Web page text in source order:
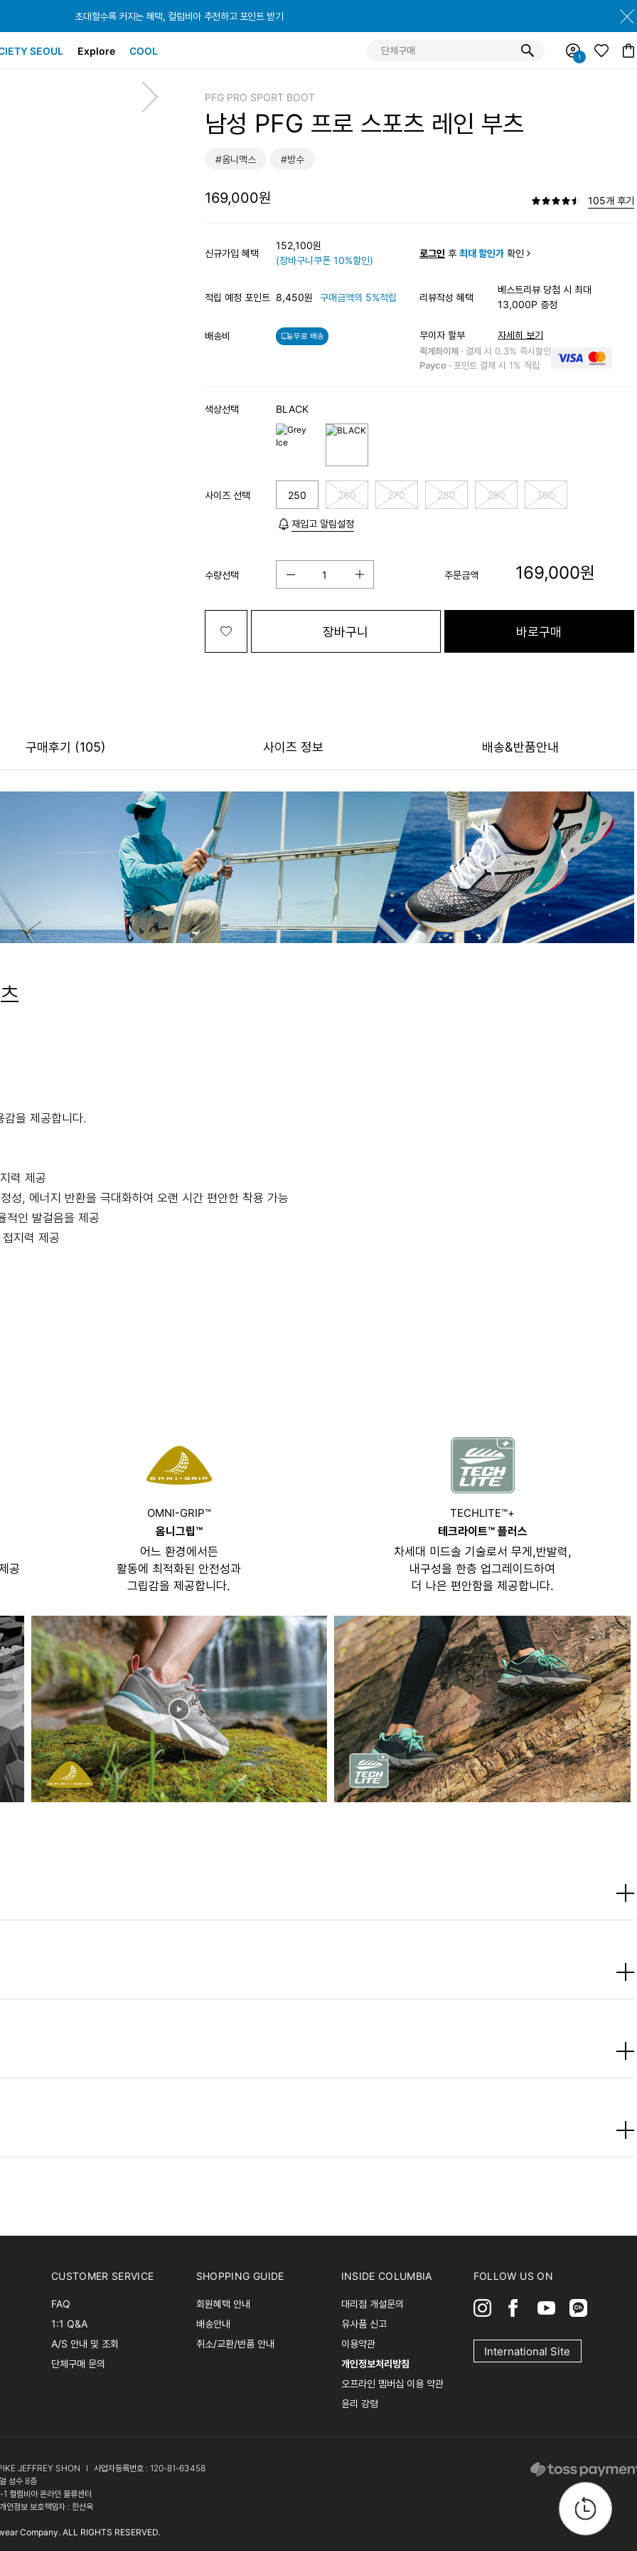
초대할수록 커지는 혜택, 컬럼비아 추천하고 포인트 받기
초대할수록 커지는 혜택, 컬럼비아 추천하고 포인트 받기
초대할수록 커지는 혜택, 컬럼비아 추천하고 포인트 받기
SEOUL Explore COOL
PFG PRO SPORT BOOT
남성 PFG 프로 스포츠 레인 부츠
#옴니맥스 #방수
169,000원 105개 후기
신규가입 혜택
152,100원
(장바구니쿠폰 10%할인)
로그인 후 최대 할인가확인
적립 예정 포인트 8,450원 구매금액의 5%적립 리뷰작성 혜택
베스트리뷰 당첨 시 최대
13,000P 증정
배송비 무료 배송 무이자 할부 자세히 보기
퀵계좌이체 · 결제 시 0.3% 즉시할인
Payco · 포인트 결제 시 1% 적립
색상선택 BLACK
사이즈 선택 250 260 270 280 290 300
재입고 알림설정
수량선택 주문금액 169,000원
장바구니 바로구매
구매후기 (105) 사이즈 정보 배송&반품안내
을 제공합니다.
력 제공
, 에너지 반환을 극대화하여 오랜 시간 편안한 착용 가능
적인 발걸음을 제공
지력 제공
공
OMNI-GRIP™
옴니그립™
어느 환경에서든
활동에 최적화된 안전성과
그립감을 제공합니다.
TECHLITE™+
테크라이트™ 플러스
차세대 미드솔 기술로서 무게,반발력,
내구성을 한층 업그레이드하여
더 나은 편안함을 제공합니다.
CUSTOMER SERVICE
FAQ
1:1 Q&A
A/S 안내 및 조회
단체구매 문의
SHOPPING GUIDE
회원혜택 안내
배송안내
취소/교환/반품 안내
INSIDE COLUMBIA
대리점 개설문의
유사품 신고
이용약관
개인정보처리방침
오프라인 멤버십 이용 약관
윤리 강령
FOLLOW US ON
International Site
JEFFREY SHON l
사업자등록번호 : 120-81-63458
성수 8층
컬럼비아 온라인 물류센터
개인정보 보호책임자 : 한선욱
Company. ALL RIGHTS RESERVED.